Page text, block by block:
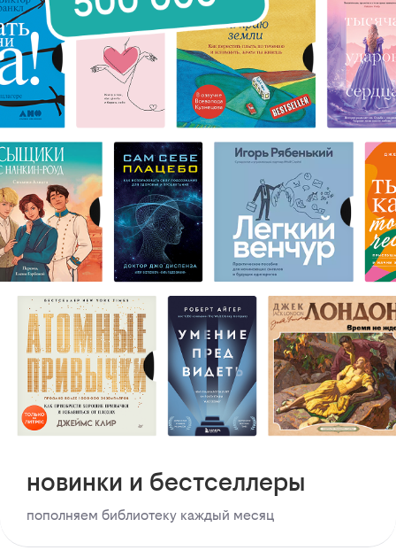
новинки и бестселлеры
пополняем библиотеку каждый месяц